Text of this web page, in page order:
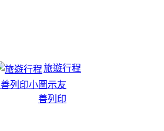
旅遊行程
友
善列印